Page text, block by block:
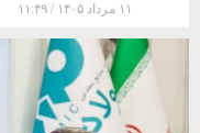
۱۱ مرداد ۱۴۰۵ ۱۱:۴۹